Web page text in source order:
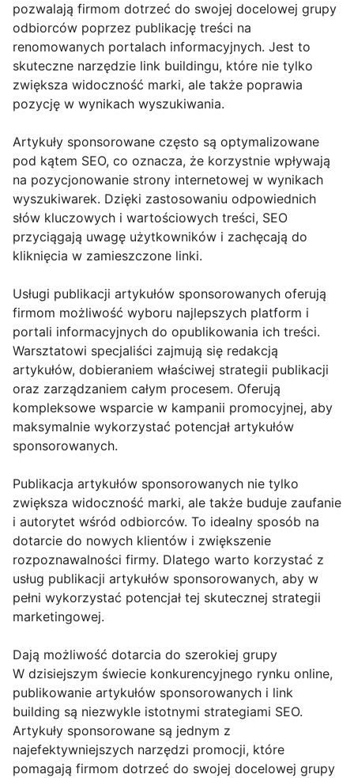
pozwalają firmom dotrzeć do swojej docelowej grupy
odbiorców poprzez publikację treści na
renomowanych portalach informacyjnych. Jest to
skuteczne narzędzie link buildingu, które nie tylko
zwiększa widoczność marki, ale także poprawia
pozycję w wynikach wyszukiwania.
Artykuły sponsorowane często są optymalizowane
pod kątem SEO, co oznacza, że korzystnie wpływają
na pozycjonowanie strony internetowej w wynikach
wyszukiwarek. Dzięki zastosowaniu odpowiednich
słów kluczowych i wartościowych treści, SEO
przyciągają uwagę użytkowników i zachęcają do
kliknięcia w zamieszczone linki.
Usługi publikacji artykułów sponsorowanych oferują
firmom możliwość wyboru najlepszych platform i
portali informacyjnych do opublikowania ich treści.
Warsztatowi specjaliści zajmują się redakcją
artykułów, dobieraniem właściwej strategii publikacji
oraz zarządzaniem całym procesem. Oferują
kompleksowe wsparcie w kampanii promocyjnej, aby
maksymalnie wykorzystać potencjał artykułów
sponsorowanych.
Publikacja artykułów sponsorowanych nie tylko
zwiększa widoczność marki, ale także buduje zaufanie
i autorytet wśród odbiorców. To idealny sposób na
dotarcie do nowych klientów i zwiększenie
rozpoznawalności firmy. Dlatego warto korzystać z
usług publikacji artykułów sponsorowanych, aby w
pełni wykorzystać potencjał tej skutecznej strategii
marketingowej.
Dają możliwość dotarcia do szerokiej grupy
W dzisiejszym świecie konkurencyjnego rynku online,
publikowanie artykułów sponsorowanych i link
building są niezwykle istotnymi strategiami SEO.
Artykuły sponsorowane są jednym z
najefektywniejszych narzędzi promocji, które
pomagają firmom dotrzeć do swojej docelowej grupy